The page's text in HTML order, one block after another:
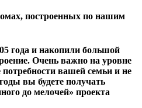
построенных по нашим
года и накопили большой
Очень важно на уровне
потребности вашей семьи и не
вы будете получать
до мелочей» проекта